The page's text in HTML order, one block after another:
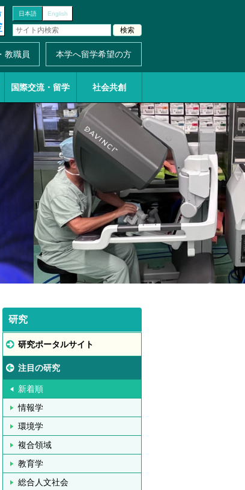
日本語 English
教職員 本学へ留学希望の方
国際交流・留学 社会共創
研究
研究ポータルサイト
注目の研究
新着順
情報学
環境学
複合領域
教育学
総合人文社会